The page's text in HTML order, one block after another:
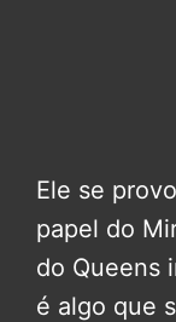
Ele se
papel do
do Queens
é algo que